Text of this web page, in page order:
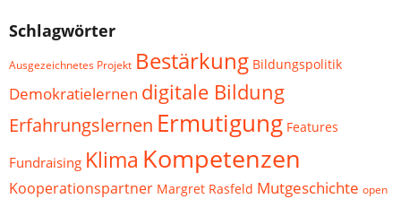
Schlagwörter
Ausgezeichnetes Projekt Bestärkung Bildungspolitik
Demokratielernen digitale Bildung
Erfahrungslernen Ermutigung Features
Fundraising Klima Kompetenzen
Kooperationspartner Margret Rasfeld Mutgeschichte open